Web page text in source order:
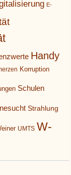
E-
Handy
Korruption
Schulen
Strahlung
UMTS W-